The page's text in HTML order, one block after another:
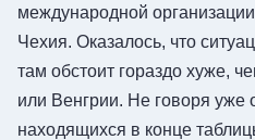
международной
Чехия. Оказалось, что
там обстоит гораздо хуже,
или Венгрии. Не говоря уже
находящихся в конце